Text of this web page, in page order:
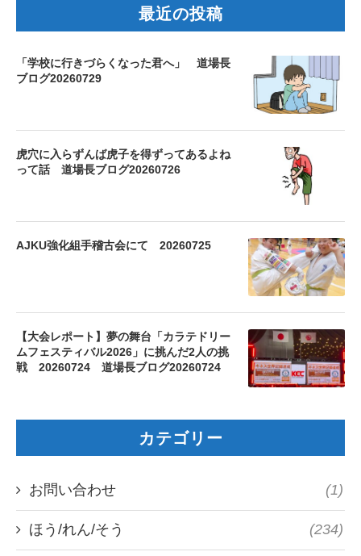
最近の投稿
「学校に行きづらくなった君へ」 道場長
ブログ20260729
虎穴に入らずんば虎子を得ずってあるよね
って話 道場長ブログ20260726
AJKU強化組手稽古会にて 20260725
【大会レポート】夢の舞台「カラテドリー
ムフェスティバル2026」に挑んだ2人の挑
戦 20260724 道場長ブログ20260724
カテゴリー
お問い合わせ (1)
ほう/れん/そう (234)